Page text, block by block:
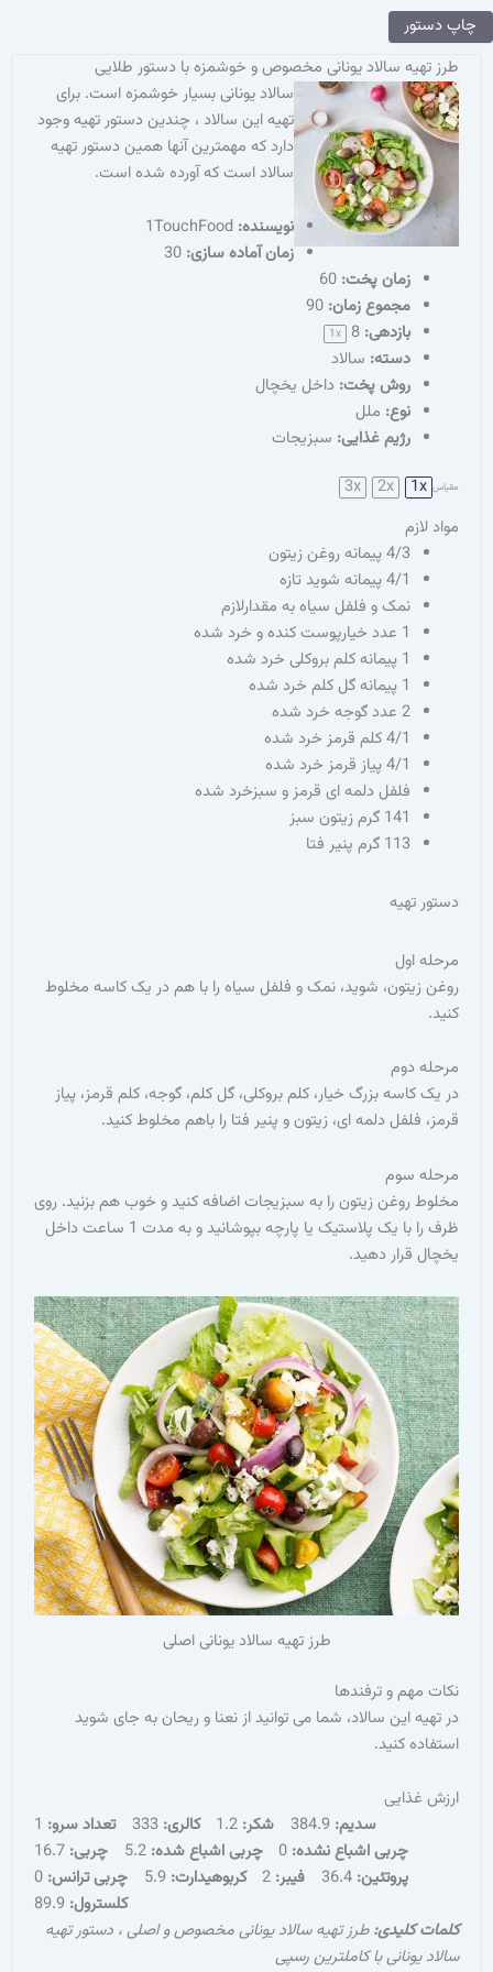
چاپ دستور
طرز تهیه سالاد یونانی مخصوص و خوشمزه با دستور طلایی
سالاد یونانی بسیار خوشمزه است. برای
تهیه این سالاد ، چندین دستور تهیه وجود
دارد که مهمترین آنها همین دستور تهیه
سالاد است که آورده شده است.
نویسنده‌: 1TouchFood
زمان آماده سازی: 30
زمان پخت: 60
مجموع زمان: 90
بازدهی: 8
1x
دسته: سالاد
روش پخت: داخل یخچال
نوع: ملل
رژیم غذایی: سبزیجات
مقیاس 1x
2x
3x
مواد لازم
4/3پیمانه روغن زیتون
4/1پیمانه شوید تازه
نمک و فلفل سیاه به مقدارلازم
1 عدد خیارپوست کنده و خرد شده
1 پیمانه کلم بروکلی خرد شده
1 پیمانه گل کلم خرد شده
2 عدد گوجه خرد شده
4/1کلم قرمز خرد شده
4/1پیاز قرمز خرد شده
فلفل دلمه ای قرمز و سبزخرد شده
141 گرم زیتون سبز
113 گرم پنیر فتا
دستور تهیه
مرحله اول
روغن زیتون، شوید، نمک و فلفل سیاه را با هم در یک کاسه مخلوط
کنید.
مرحله دوم
در یک کاسه بزرگ خیار، کلم بروکلی، گل کلم، گوجه، کلم قرمز، پیاز
قرمز، فلفل دلمه ای، زیتون و پنیر فتا را باهم مخلوط کنید.
مرحله سوم
مخلوط روغن زیتون را به سبزیجات اضافه کنید و خوب هم بزنید. روی
ظرف را با یک پلاستیک یا پارچه بپوشانید و به مدت 1 ساعت داخل
یخچال قرار دهید.
طرز تهیه سالاد یونانی اصلی
نکات مهم و ترفندها
در تهیه این سالاد، شما می توانید از نعنا و ریحان به جای شوید
استفاده کنید.
ارزش غذایی
تعداد سرو: 1 کالری: 333 شکر: 1.2 سدیم: 384.9
چربی: 16.7 چربی اشباع شده: 5.2 چربی اشباع نشده: 0
چربی ترانس: 0 کربوهیدارت: 5.9 فیبر: 2 پروتئین: 36.4
کلسترول: 89.9
کلمات کلیدی:طرز تهیه سالاد یونانی مخصوص و اصلی ، دستور تهیه
سالاد یونانی با کاملترین رسپی